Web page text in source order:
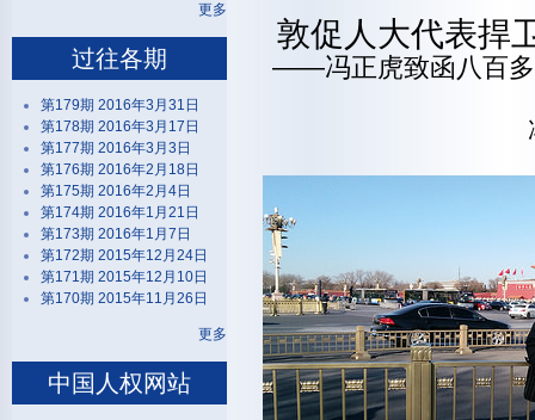
敦促人大代表捍
——冯正虎致函八百多
更多
过往各期
第179期 2016年3月31日
第178期 2016年3月17日
第177期 2016年3月3日
第176期 2016年2月18日
第175期 2016年2月4日
第174期 2016年1月21日
第173期 2016年1月7日
第172期 2015年12月24日
第171期 2015年12月10日
第170期 2015年11月26日
更多
中国人权网站